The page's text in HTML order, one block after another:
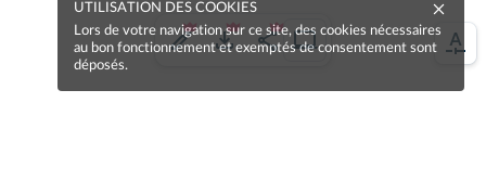
UTILISATION DES COOKIES
Lors de votre navigation sur ce site, des cookies nécessaires
au bon fonctionnement et exemptés de consentement sont
déposés.